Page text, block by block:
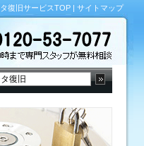
復旧サービスTOP | サイトマップ